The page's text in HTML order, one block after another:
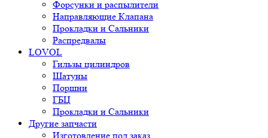
Форсунки и распылители
Направляющие Клапана
Прокладки и Сальники
Распредвалы
LOVOL
Гильзы цилиндров
Шатуны
Поршни
ГБЦ
Прокладки и Сальники
Другие запчасти
Изготовление под заказ